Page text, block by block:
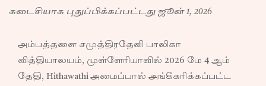
கடைசியாக புதுப்பிக்கப்பட்டது ஜூன் 1, 2026
அம்பத்தளை சமுத்திரதேவி பாலிகா
வித்தியாலயம், முள்ளேரியாவில் 2026 மே 4 ஆம்
தேதி, Hithawathi அமைப்பால் அங்கீகரிக்கப்பட்ட